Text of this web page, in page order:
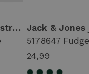
Jack & Jones jcoabstract flower back print tee ss smu 12311589 Print T-shirts 5178646 turbulence
5178647 Fudge
24,99